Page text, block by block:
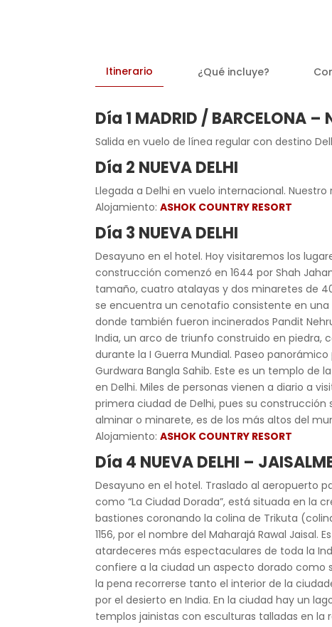
Itinerario ¿Qué incluye?
Día 1 MADRID / BARCELONA –
Salida en vuelo de línea regular con destino
Día 2 NUEVA DELHI
Llegada a Delhi en vuelo internacional.
Alojamiento:ASHOK COUNTRY RESORT
Día 3 NUEVA DELHI
Desayuno en el hotel. Hoy visitaremos los
construcción comenzó en 1644 por Shah
tamaño, cuatro atalayas y dos minaretes de
se encuentra un cenotafio consistente en
donde también fueron incinerados Pandit
India, un arco de triunfo construido en piedra,
durante la I Guerra Mundial. Paseo
Gurdwara Bangla Sahib. Este es un templo de
en Delhi. Miles de personas vienen a diario a
primera ciudad de Delhi, pues su construcción
alminar o minarete, es de los más altos del
Alojamiento:ASHOK COUNTRY RESORT
Día 4 NUEVA DELHI –
Desayuno en el hotel. Traslado al aeropuerto
como “La Ciudad Dorada”, está situada en la
bastiones coronando la colina de Trikuta
1156, por el nombre del Maharajá Rawal
atardeceres más espectaculares de toda la
confiere a la ciudad un aspecto dorado como
la pena recorrerse tanto el interior de la
por el desierto en India. En la ciudad hay un
templos jainistas con esculturas talladas en la